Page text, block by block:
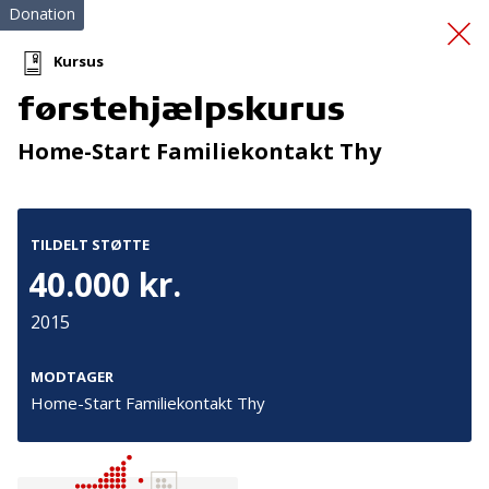
RB Kolding
Donation
Kursus
førstehjælpskurus
Home-Start Familiekontakt Thy
TILDELT STØTTE
40.000 kr.
2015
MODTAGER
Home-Start Familiekontakt Thy
Tilmeld nyhedsbrev
De seneste nyheder om TrygFondens og TryghedsGruppens
aktiviteter direkte i din indbakke.